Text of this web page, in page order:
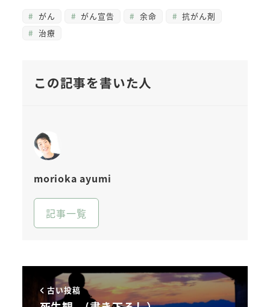
がん がん宣告 余命
抗がん剤
治療
この記事を書いた人
morioka ayumi
記事一覧
古い投稿